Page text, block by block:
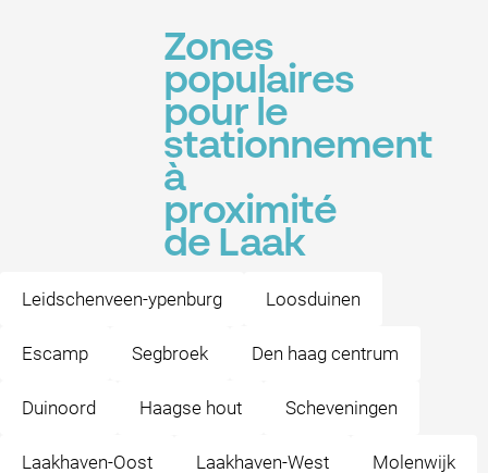
Zones
populaires
pour le
stationnement
à
proximité
de Laak
Leidschenveen-ypenburg Loosduinen
Escamp Segbroek Den haag centrum
Duinoord Haagse hout Scheveningen
Laakhaven-Oost Laakhaven-West Molenwijk